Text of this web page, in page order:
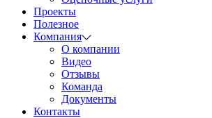
Проекты
Полезное
Компания
О компании
Видео
Отзывы
Команда
Документы
Контакты